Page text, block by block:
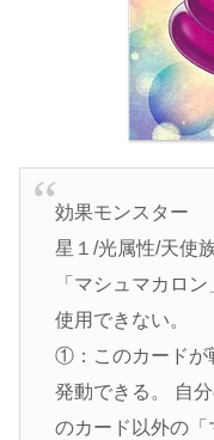
効果モンスター
星１/光属性/天使
「マシュマカロ
使用できない。
①：このカードが
発動できる。 自
のカード以外の